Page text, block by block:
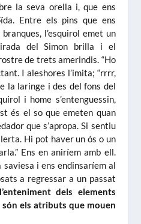
la seva orella i, que ens
Entre els pins que ens
l’esquirol emet un
del Simon brilla i el
de trets amerindis. “Ho
I aleshores l’imita; “rrrr,
la laringe i des del fons del
i home s’entenguessin,
és el so que emeten quan
que s’apropa. Si sentiu
Hi pot haver un ós o un
Ens en aniríem amb ell.
i ens endinsaríem al
a regressar a un passat
dels elements
els atributs que mouen